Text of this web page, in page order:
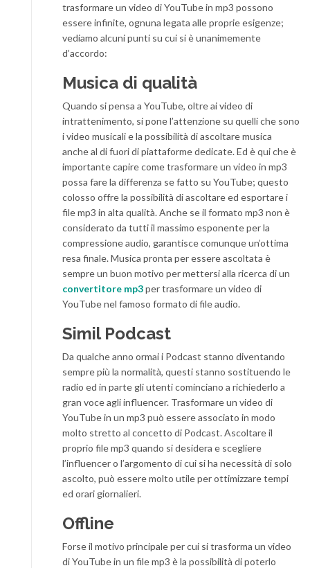
trasformare un video di YouTube in mp3 possono
essere infinite, ognuna legata alle proprie esigenze;
vediamo alcuni punti su cui si è unanimemente
d’accordo:
Musica di qualità
Quando si pensa a YouTube, oltre ai video di
intrattenimento, si pone l’attenzione su quelli che sono
i video musicali e la possibilità di ascoltare musica
anche al di fuori di piattaforme dedicate. Ed è qui che è
importante capire come trasformare un video in mp3
possa fare la differenza se fatto su YouTube; questo
colosso offre la possibilità di ascoltare ed esportare i
file mp3 in alta qualità. Anche se il formato mp3 non è
considerato da tutti il massimo esponente per la
compressione audio, garantisce comunque un’ottima
resa finale. Musica pronta per essere ascoltata è
sempre un buon motivo per mettersi alla ricerca di un
convertitore mp3per trasformare un video di
YouTube nel famoso formato di file audio.
Simil Podcast
Da qualche anno ormai i Podcast stanno diventando
sempre più la normalità, questi stanno sostituendo le
radio ed in parte gli utenti cominciano a richiederlo a
gran voce agli influencer. Trasformare un video di
YouTube in un mp3 può essere associato in modo
molto stretto al concetto di Podcast. Ascoltare il
proprio file mp3 quando si desidera e scegliere
l’influencer o l’argomento di cui si ha necessità di solo
ascolto, può essere molto utile per ottimizzare tempi
ed orari giornalieri.
Offline
Forse il motivo principale per cui si trasforma un video
di YouTube in un file mp3 è la possibilità di poterlo